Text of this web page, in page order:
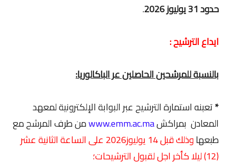
حدود 31 يوليوز 2026
.
ايداع الترشيح :
بالنسبة للمرشحين الحاصلين عر الباكالوريا:
*تعبنه استمارة الترشيح عبر البوابة الإلكترونية لمعهد
المعادن بمراكشwww.emm.ac.maمن طرف المرشح مع
طبعها
وذلك قبل 14 يوليوز2026 على الساعة الثانية عشر
(12) ليلا كأخر اجل لقبول الترشيحات؛